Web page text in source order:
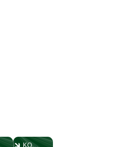
KONTAKT